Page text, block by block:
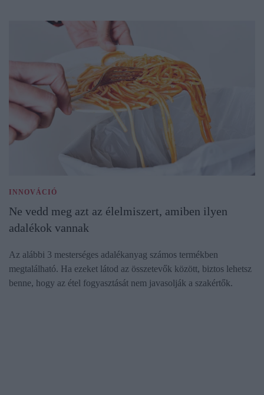
INNOVÁCIÓ
Ne vedd meg azt az élelmiszert, amiben ilyen
adalékok vannak
Az alábbi 3 mesterséges adalékanyag számos termékben
megtalálható. Ha ezeket látod az összetevők között, biztos lehetsz
benne, hogy az étel fogyasztását nem javasolják a szakértők.